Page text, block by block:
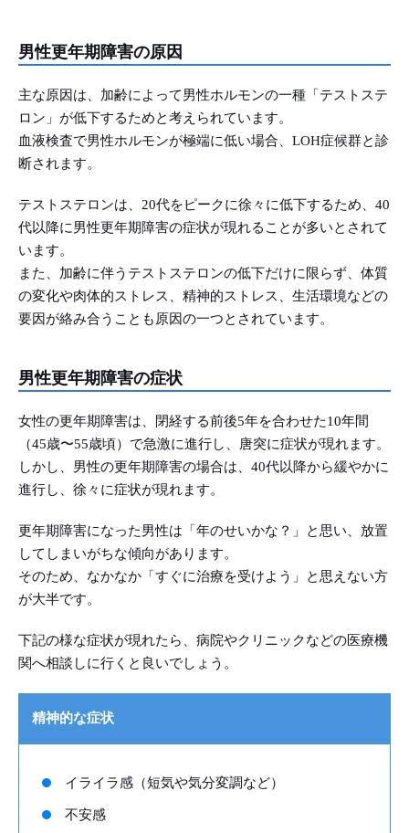
男性更年期障害の原因
主な原因は、加齢によって男性ホルモンの一種「テストステ
ロン」が低下するためと考えられています。
血液検査で男性ホルモンが極端に低い場合、LOH症候群と診
断されます。
テストステロンは、20代をピークに徐々に低下するため、40
代以降に男性更年期障害の症状が現れることが多いとされて
います。
また、加齢に伴うテストステロンの低下だけに限らず、体質
の変化や肉体的ストレス、精神的ストレス、生活環境などの
要因が絡み合うことも原因の一つとされています。
男性更年期障害の症状
女性の更年期障害は、閉経する前後5年を合わせた10年間
（45歳〜55歳頃）で急激に進行し、唐突に症状が現れます。
しかし、男性の更年期障害の場合は、40代以降から緩やかに
進行し、徐々に症状が現れます。
更年期障害になった男性は「年のせいかな？」と思い、放置
してしまいがちな傾向があります。
そのため、なかなか「すぐに治療を受けよう」と思えない方
が大半です。
下記の様な症状が現れたら、病院やクリニックなどの医療機
関へ相談しに行くと良いでしょう。
精神的な症状
イライラ感（短気や気分変調など）
不安感